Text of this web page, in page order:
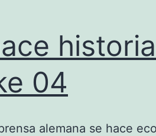
04
alemana se hace